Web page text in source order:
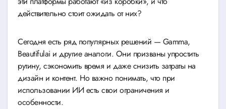
действительно стоит ожидать от них?
Сегодня есть ряд популярных решений — Gamma,
Beautifulai и другие аналоги. Они призваны упростить
рутину, сэкономить время и даже снизить затраты на
дизайн и контент. Но важно понимать, что при
использовании ИИ есть свои ограничения и
особенности.